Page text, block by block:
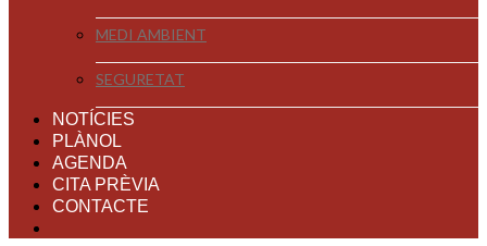
MEDI AMBIENT
SEGURETAT
NOTÍCIES
PLÀNOL
AGENDA
CITA PRÈVIA
CONTACTE